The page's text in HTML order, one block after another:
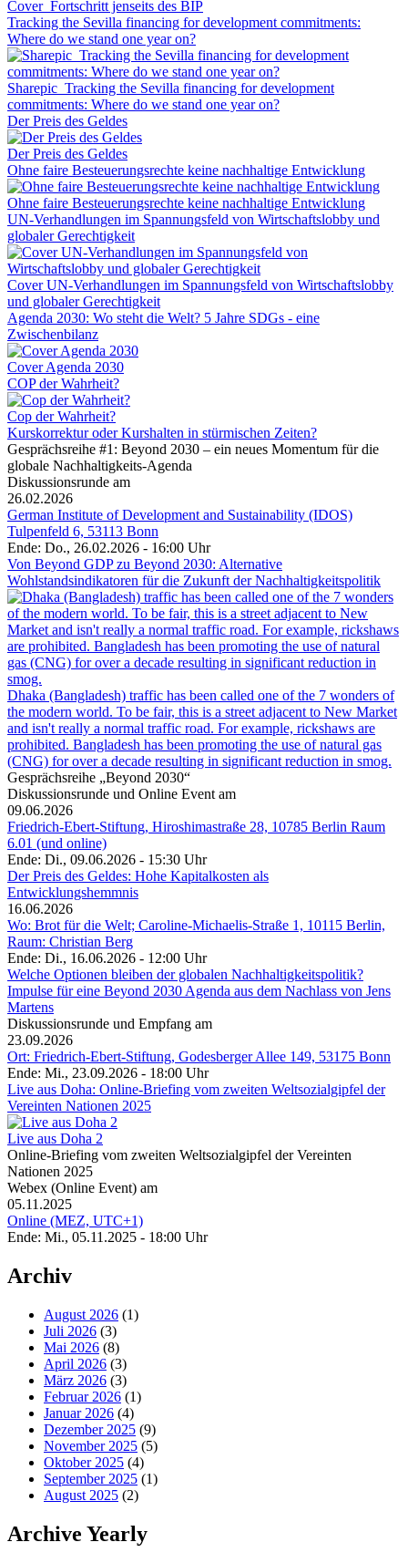
Cover_Fortschritt jenseits des BIP
Tracking the Sevilla financing for development commitments:
Where do we stand one year on?
Sharepic_Tracking the Sevilla financing for development
commitments: Where do we stand one year on?
Der Preis des Geldes
Der Preis des Geldes
Ohne faire Besteuerungsrechte keine nachhaltige Entwicklung
Ohne faire Besteuerungsrechte keine nachhaltige Entwicklung
UN-Verhandlungen im Spannungsfeld von Wirtschaftslobby und
globaler Gerechtigkeit
Cover UN-Verhandlungen im Spannungsfeld von Wirtschaftslobby
und globaler Gerechtigkeit
Agenda 2030: Wo steht die Welt? 5 Jahre SDGs - eine
Zwischenbilanz
Cover Agenda 2030
COP der Wahrheit?
Cop der Wahrheit?
Kurskorrektur oder Kurshalten in stürmischen Zeiten?
Gesprächsreihe #1: Beyond 2030 – ein neues Momentum für die
globale Nachhaltigkeits-Agenda
Diskussionsrunde am
26.02.2026
German Institute of Development and Sustainability (IDOS)
Tulpenfeld 6, 53113 Bonn
Ende: Do., 26.02.2026 - 16:00 Uhr
Von Beyond GDP zu Beyond 2030: Alternative
Wohlstandsindikatoren für die Zukunft der Nachhaltigkeitspolitik
Dhaka (Bangladesh) traffic has been called one of the 7 wonders of
the modern world. To be fair, this is a street adjacent to New Market
and isn't really a normal traffic road. For example, rickshaws are
prohibited. Bangladesh has been promoting the use of natural gas
(CNG) for over a decade resulting in significant reduction in smog.
Gesprächsreihe „Beyond 2030“
Diskussionsrunde und Online Event am
09.06.2026
Friedrich-Ebert-Stiftung, Hiroshimastraße 28, 10785 Berlin Raum
6.01 (und online)
Ende: Di., 09.06.2026 - 15:30 Uhr
Der Preis des Geldes: Hohe Kapitalkosten als
Entwicklungshemmnis
16.06.2026
Wo: Brot für die Welt; Caroline-Michaelis-Straße 1, 10115 Berlin,
Raum: Christian Berg
Ende: Di., 16.06.2026 - 12:00 Uhr
Welche Optionen bleiben der globalen Nachhaltigkeitspolitik?
Impulse für eine Beyond 2030 Agenda aus dem Nachlass von Jens
Martens
Diskussionsrunde und Empfang am
23.09.2026
Ort: Friedrich-Ebert-Stiftung, Godesberger Allee 149, 53175 Bonn
Ende: Mi., 23.09.2026 - 18:00 Uhr
Live aus Doha: Online-Briefing vom zweiten Weltsozialgipfel der
Vereinten Nationen 2025
Live aus Doha 2
Online-Briefing vom zweiten Weltsozialgipfel der Vereinten
Nationen 2025
Webex (Online Event) am
05.11.2025
Online (MEZ, UTC+1)
Ende: Mi., 05.11.2025 - 18:00 Uhr
Archiv
August 2026 (1)
Juli 2026 (3)
Mai 2026 (8)
April 2026 (3)
März 2026 (3)
Februar 2026 (1)
Januar 2026 (4)
Dezember 2025 (9)
November 2025 (5)
Oktober 2025 (4)
September 2025 (1)
August 2025 (2)
Archive Yearly